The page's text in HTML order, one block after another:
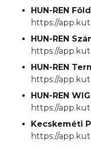
HUN-REN
https://
HUN-REN
https://
HUN-REN
https://
HUN-REN
https://
Kecskeméti
https://